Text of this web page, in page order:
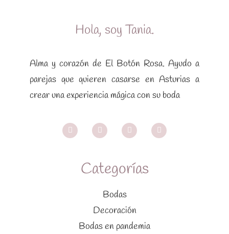
Hola, soy Tania.
Alma y corazón de El Botón Rosa. Ayudo a
parejas que quieren casarse en Asturias a
crear una experiencia mágica con su boda
Categorías
Bodas
Decoración
Bodas en pandemia